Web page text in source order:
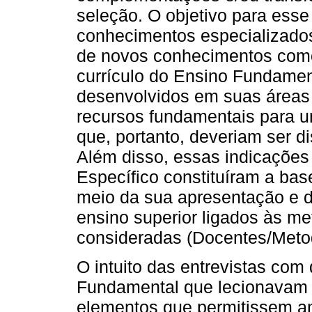
seleção. O objetivo para
conhecimentos
de novos conhecimentos
currículo do Ensino
desenvolvidos em suas
recursos fundamentais para
que, portanto, deveriam ser
Além disso, essas
Específico constituíram a
meio da sua apresentação e
ensino superior ligados às
consideradas (Docentes/
O intuito das entrevistas
Fundamental que
elementos que permitissem